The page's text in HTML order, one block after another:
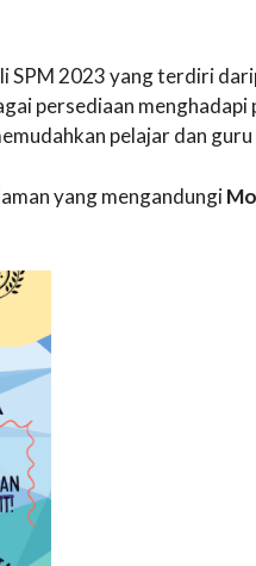
SPM 2023 yang terdiri
persediaan menghadapi
pelajar dan
yang mengandungi